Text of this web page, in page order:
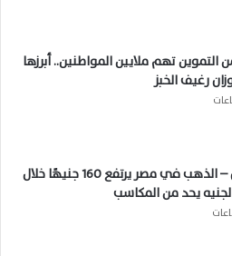
من التموين تهم ملايين المواطنين.. أبرزها
رغيف الخبز
عاجل الان – الذهب في مصر يرتفع 160 جنيهًا خلال
يحد من المكاسب